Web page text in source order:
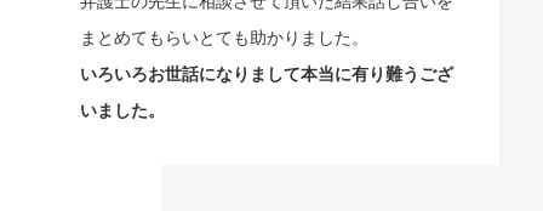
まとめてもらいとても助かりました。
いろいろお世話になりまして本当に有り難うござ
いました。